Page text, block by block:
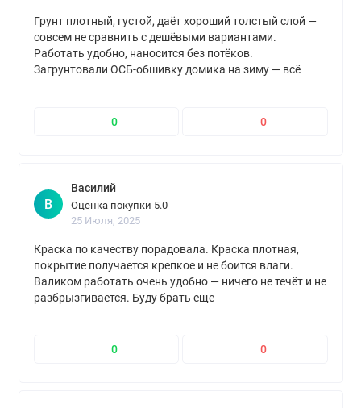
Грунт плотный, густой, даёт хороший толстый слой —
совсем не сравнить с дешёвыми вариантами.
Работать удобно, наносится без потёков.
Загрунтовали ОСБ-обшивку домика на зиму — всё
0
0
В
Василий
Оценка покупки 5.0
25 Июля, 2025
Краска по качеству порадовала. Краска плотная,
покрытие получается крепкое и не боится влаги.
Валиком работать очень удобно — ничего не течёт и не
разбрызгивается. Буду брать еще
0 0